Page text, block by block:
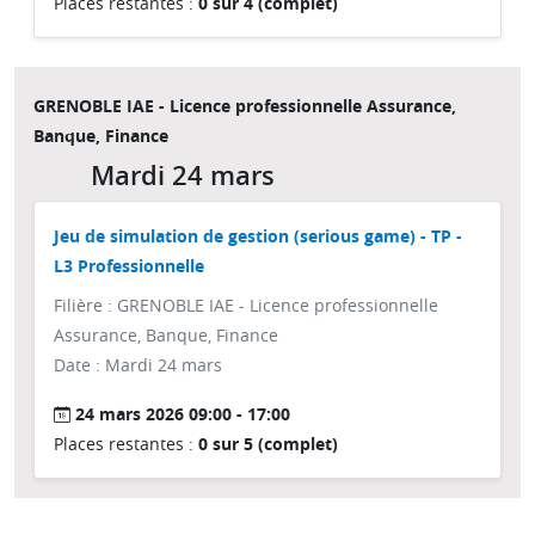
GRENOBLE IAE - Licence professionnelle Assurance,
Banque, Finance
Mardi 24 mars
Jeu de simulation de gestion (serious game) - TP -
L3 Professionnelle
Filière : GRENOBLE IAE - Licence professionnelle
Assurance, Banque, Finance
Date : Mardi 24 mars
24 mars 2026 09:00 - 17:00
Places restantes : 0 sur 5 (complet)